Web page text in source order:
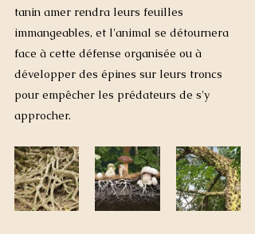
tanin amer rendra leurs feuilles
immangeables, et l'animal se détournera
face à cette défense organisée ou à
développer des épines sur leurs troncs
pour empêcher les prédateurs de s'y
approcher.